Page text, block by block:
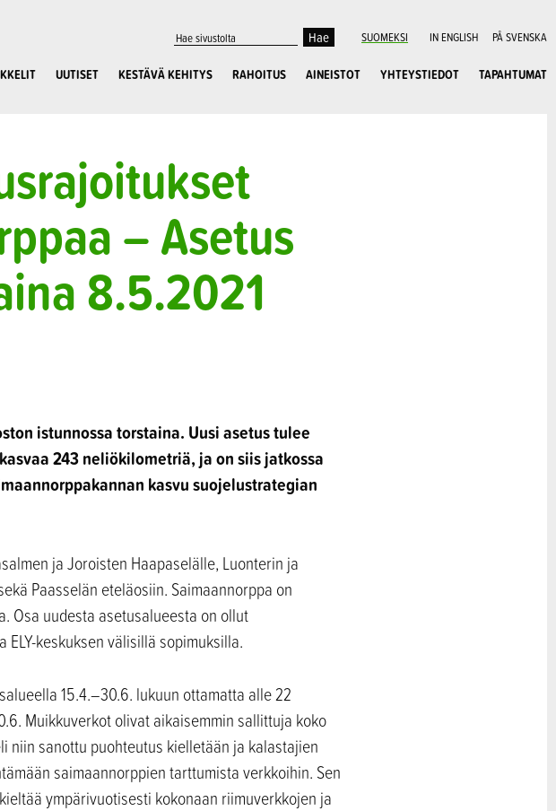
SUOMEKSI IN ENGLISH PÅ SVENSKA
UUTISET KESTÄVÄ KEHITYS RAHOITUS AINEISTOT YHTEYSTIEDOT TAPAHTUMAT
– Asetus
8.5.2021
istunnossa torstaina. Uusi asetus tulee
243 neliökilometriä, ja on siis jatkossa
kasvu suojelustrategian
ja Joroisten Haapaselälle, Luonterin ja
Paasselän eteläosiin. Saimaannorppa on
Osa uudesta asetusalueesta on ollut
keskuksen välisillä sopimuksilla.
15.4.–30.6. lukuun ottamatta alle 22
Muikkuverkot olivat aikaisemmin sallittuja koko
niin sanottu puohteutus kielletään ja kalastajien
saimaannorppien tarttumista verkkoihin. Sen
ympärivuotisesti kokonaan riimuverkkojen ja